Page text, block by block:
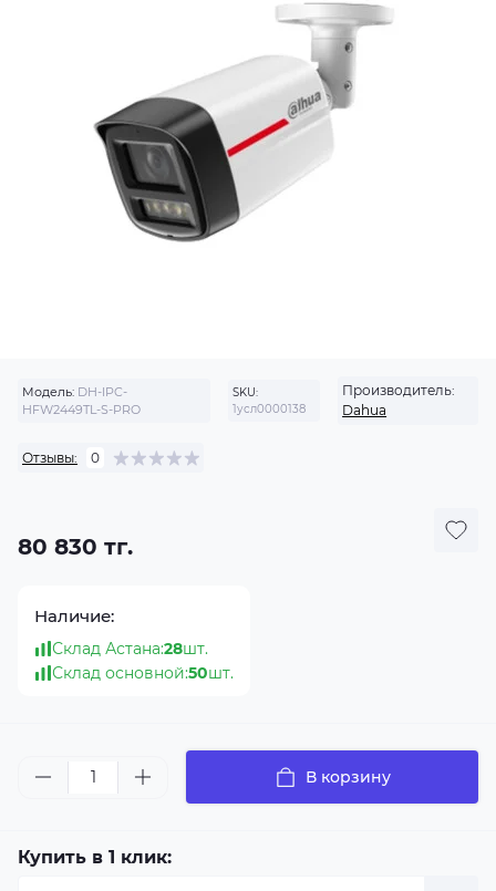
Модель: DH-IPC-
HFW2449TL-S-PRO
SKU:
1усл0000138
Производитель:
Dahua
Отзывы: 0
80 830 тг.
Наличие:
Склад Астана:28шт.
Склад основной:50шт.
В корзину
Купить в 1 клик: